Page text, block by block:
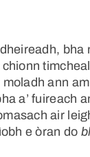
bha
ann
a’ fuireach
air
e òran do